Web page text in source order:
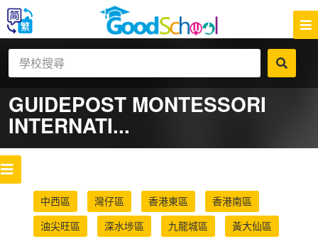
GUIDEPOST MONTESSORI
INTERNATI...
中西區 灣仔區 香港東區
香港南區
油尖旺區
深水埗區 九龍城區
黃大仙區